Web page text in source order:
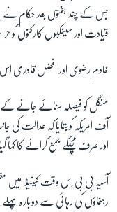
جس کے چند ہفتوں بعد حکام
قیادت اور سینکڑوں کارکنوں کو
خادم رضوی اور افضل قادری
منگل کو فیصلہ سنائے جانے
آف امریکہ کو بتایا کہ عدالت
اور صرف مچلکے جمع کرانے کا کہا
آسیہ بی بی اِس وقت کینیڈا میں
رہنماؤں کی رہائی سے دوبارہ